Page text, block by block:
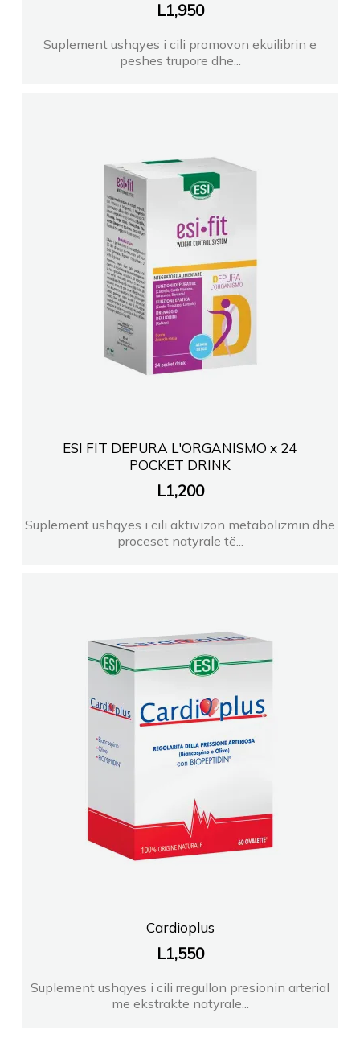
L1,950
Suplement ushqyes i cili promovon ekuilibrin e
peshes trupore dhe...
ESI FIT DEPURA L'ORGANISMO x 24
POCKET DRINK
L1,200
Suplement ushqyes i cili aktivizon metabolizmin dhe
proceset natyrale të...
Cardioplus
L1,550
Suplement ushqyes i cili rregullon presionin arterial
me ekstrakte natyrale...